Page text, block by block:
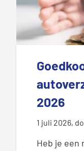
2026
1 juli 2026,
Heb je een